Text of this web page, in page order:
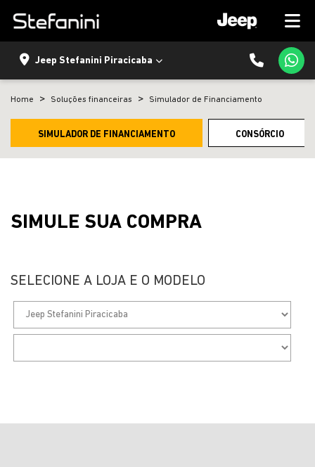
Jeep Stefanini Piracicaba
Home Soluções financeiras Simulador de Financiamento
SIMULADOR DE FINANCIAMENTO CONSÓRCIO
SIMULE SUA COMPRA
SELECIONE A LOJA E O MODELO